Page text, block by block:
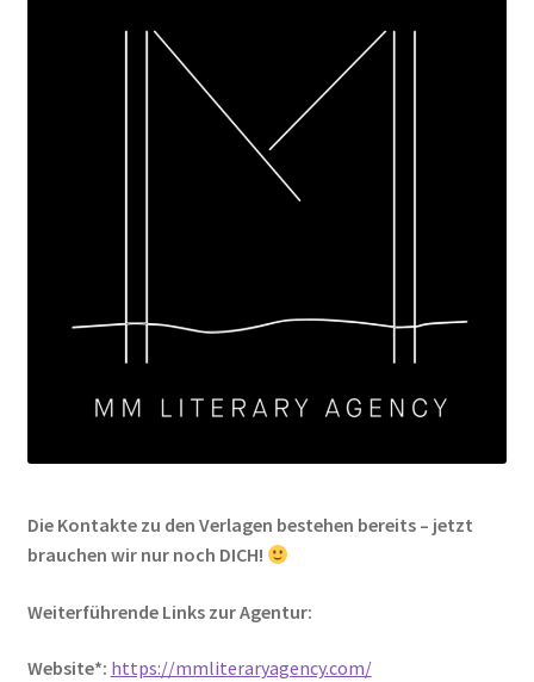
Die Kontakte zu den Verlagen bestehen bereits – jetzt
brauchen wir nur noch DICH!
Weiterführende Links zur Agentur:
Website*: https://mmliteraryagency.com/